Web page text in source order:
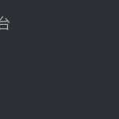
流量计采购